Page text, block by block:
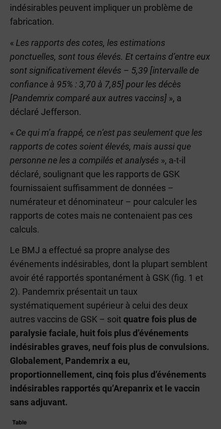
indésirables peuvent impliquer un problème de
fabrication.
« Les rapports des cotes, les estimations
ponctuelles, sont tous élevés. Et certains d’entre eux
sont significativement élevés – 5,39 [intervalle de
confiance à 95% : 3,70 à 7,85] pour les décès
[Pandemrix comparé aux autres vaccins] », a
déclaré Jefferson.
« Ce qui m’a frappé, ce n’est pas seulement que les
rapports de cotes soient élevés, mais aussi que
personne ne les a compilés et analysés », a-t-il
déclaré, soulignant que les rapports de GSK
fournissaient suffisamment de données –
numérateur et dénominateur – pour calculer les
rapports de cotes mais ne contenaient pas ces
calculs.
Le BMJ a effectué sa propre analyse des
événements indésirables, dont la plupart semblent
avoir été rapportés spontanément à GSK (fig. 1 et
2). Pandemrix présentait un taux
systématiquement supérieur à celui des deux
autres vaccins de GSK – soit quatre fois plus de
paralysie faciale, huit fois plus d’événements
indésirables graves, neuf fois plus de convulsions.
Globalement, Pandemrix a eu,
proportionnellement, cinq fois plus d’événements
indésirables rapportés qu’Arepanrix et le vaccin
sans adjuvant.